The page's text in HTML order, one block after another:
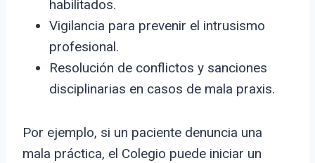
habilitados.
Vigilancia para prevenir el intrusismo
profesional.
Resolución de conflictos y sanciones
disciplinarias en casos de mala praxis.
Por ejemplo, si un paciente denuncia una
mala práctica, el Colegio puede iniciar un